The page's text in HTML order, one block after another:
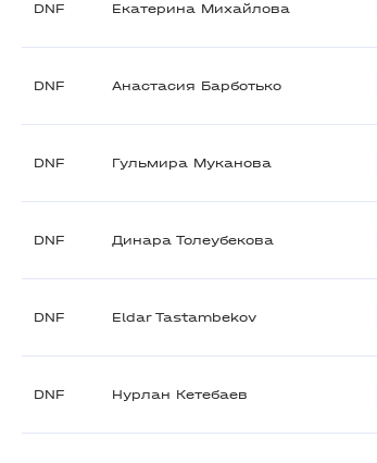
DNF Екатерина Михайлова
DNF Анастасия Барботько
DNF Гульмира Муканова
DNF Динара Толеубекова
DNF Eldar Tastambekov
DNF Нурлан Кетебаев